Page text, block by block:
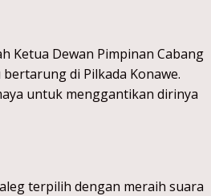
Ketua Dewan Pimpinan Cabang
bertarung di Pilkada Konawe.
untuk menggantikan dirinya
terpilih dengan meraih suara